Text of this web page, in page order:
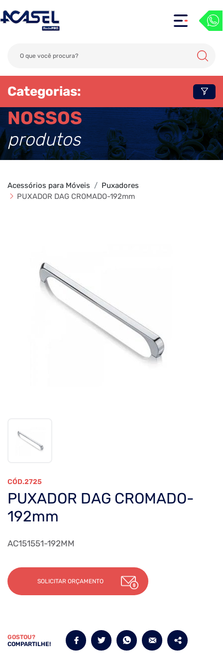
Categorias:
NOSSOS
produtos
Acessórios para Móveis
Puxadores
PUXADOR DAG CROMADO-192mm
2725
PUXADOR DAG CROMADO-
192mm
AC151551-192MM
SOLICITAR ORÇAMENTO
GOSTOU?
COMPARTILHE!